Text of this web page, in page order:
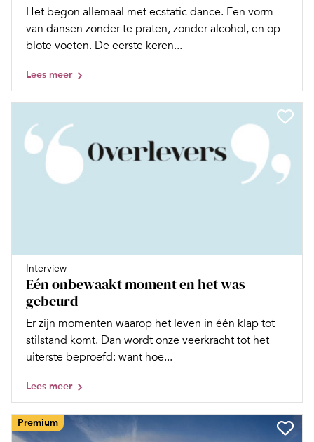
Het begon allemaal met ecstatic dance. Een vorm
van dansen zonder te praten, zonder alcohol, en op
blote voeten. De eerste keren...
Lees meer
Interview
Eén onbewaakt moment en het was
gebeurd
Er zijn momenten waarop het leven in één klap tot
stilstand komt. Dan wordt onze veerkracht tot het
uiterste beproefd: want hoe...
Lees meer
Premium